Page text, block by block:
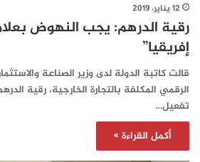
12 يناير، 2019
رقية الدرهم: يجب النهوض
إفريقيا”
قالت كاتبة الدولة لدى وزير الصناعة
الرقمي المكلفة بالتجارة الخارجية، رقية
تفعيل…
أكمل القراءة »